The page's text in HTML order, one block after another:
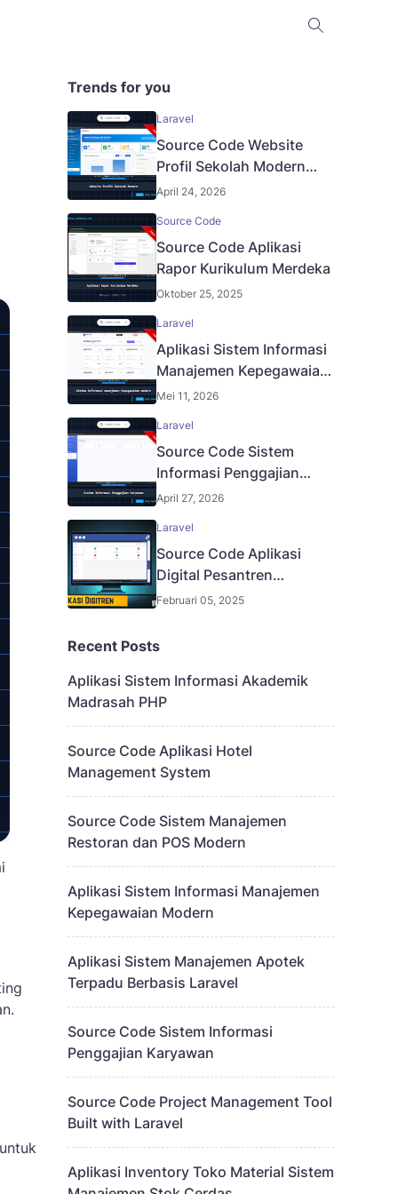
Trends for you
Laravel
Source Code Website
Profil Sekolah Modern
Berbasis Laravel
April 24, 2026
Source Code
Source Code Aplikasi
Rapor Kurikulum Merdeka
Oktober 25, 2025
Laravel
Aplikasi Sistem Informasi
Manajemen Kepegawaian
Modern
Mei 11, 2026
Laravel
Source Code Sistem
Informasi Penggajian
Karyawan
April 27, 2026
Laravel
Source Code Aplikasi
Digital Pesantren
Berbasis Website
Februari 05, 2025
Recent Posts
Aplikasi Sistem Informasi Akademik
Madrasah PHP
Source Code Aplikasi Hotel
Management System
Source Code Sistem Manajemen
Restoran dan POS Modern
Aplikasi Sistem Informasi Manajemen
Kepegawaian Modern
Aplikasi Sistem Manajemen Apotek
Terpadu Berbasis Laravel
Source Code Sistem Informasi
Penggajian Karyawan
Source Code Project Management Tool
Built with Laravel
Aplikasi Inventory Toko Material Sistem